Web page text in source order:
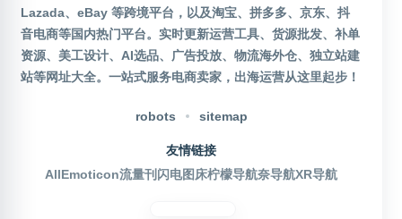
Lazada、eBay 等跨境平台，以及淘宝、拼多多、京东、抖
音电商等国内热门平台。实时更新运营工具、货源批发、补单
资源、美工设计、AI选品、广告投放、物流海外仓、独立站建
站等网址大全。一站式服务电商卖家，出海运营从这里起步！
robots sitemap
友情链接
AllEmoticon流量刊 闪电图床柠檬导航奈导航XR导航